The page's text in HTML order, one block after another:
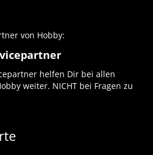
von Hobby:
helfen Dir bei allen
weiter. NICHT bei Fragen zu